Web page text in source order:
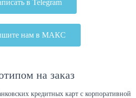
в Telegram
нам в МАКС
на заказ
кредитных карт с корпоративной